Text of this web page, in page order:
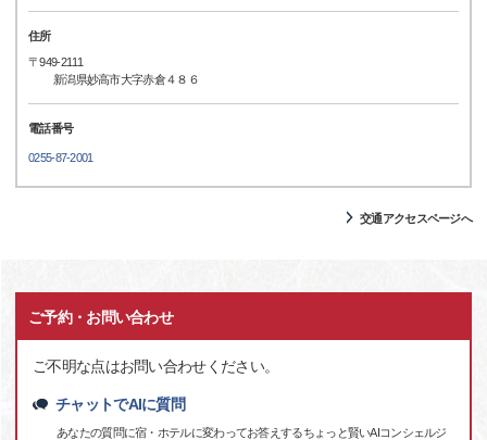
住所
〒949-2111
新潟県妙高市大字赤倉４８６
電話番号
0255-87-2001
交通アクセスページへ
ご予約・お問い合わせ
ご不明な点はお問い合わせください。
チャットでAIに質問
あなたの質問に宿・ホテルに変わってお答えするちょっと賢いAIコンシェルジ